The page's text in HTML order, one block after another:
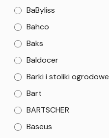
BaByliss
Bahco
Baks
Baldocer
Barki i stoliki ogrodowe
Bart
BARTSCHER
Baseus